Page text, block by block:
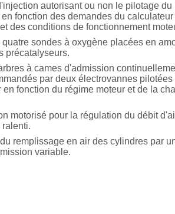
autorisant ou non le pilotage du
fonction des demandes du calculateur
des conditions de fonctionnement
sondes à oxygène placées en
précatalyseurs.
à cames d'admission
par deux électrovannes pilotées
en fonction du régime moteur et de la
motorisé pour la régulation du débit
ralenti.
remplissage en air des cylindres par
variable.